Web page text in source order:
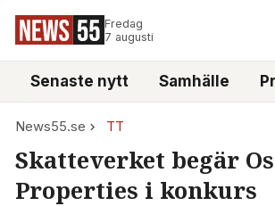
Fredag
7 augusti
Senaste nytt Samhälle
News55.se TT
Skatteverket begär
Properties i konkurs